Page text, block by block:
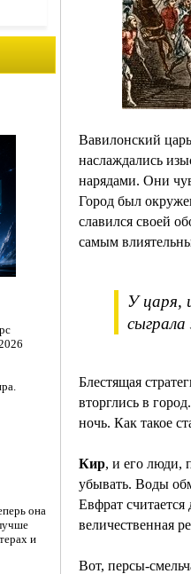
она
и
Вавилонский
наслаждались
нарядами. Они
Город был
славился своей
самым
У царя,
сыграла
Блестящая
вторглись в
ночь. Как такое
Кир, и его люди,
убывать. Воды
Евфрат
величественная
Вот, персы-